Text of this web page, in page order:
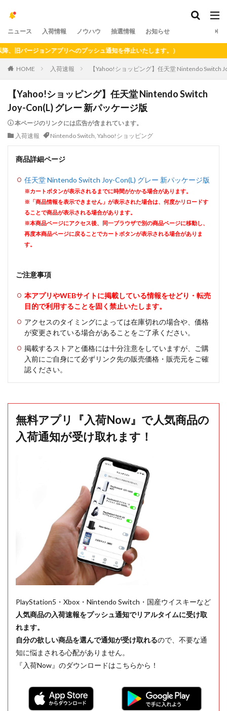
ニュース 入荷情報 ノウハウ 抽選情報 お知らせ
ージョンアプリへのプッシュ通知を停止いたします。）
HOME 入荷速報 【Yahoo!ショッピング】任天堂 Nintendo Switch
【Yahoo!ショッピング】任天堂 Nintendo Switch
Joy-Con(L) グレー 新パッケージ版
本ページのリンクには広告が含まれています。
入荷速報
Nintendo Switch, Yahoo!ショッピング
商品詳細ページ
任天堂 Nintendo Switch Joy-Con(L) グレー 新パッケージ版
※カートボタンが表示されるまでに時間がかかる場合があります。
※「商品情報を表示できません」が表示された場合は、何度かリロードす
ることで商品が表示される場合があります。
※本商品ページにアクセス後、同一ブラウザで別の商品ページに移動し、
再度本商品ページに戻ることでカートボタンが表示される場合がありま
す。
ご注意事項
本アプリやWEBサイトに掲載している情報をせどり・転売
目的で利用することを固く禁止いたします。
アクセスのタイミングによっては在庫切れの場合や、価格
が変更されている場合があることをご了承ください。
掲載するストアと価格には十分注意をしていますが、ご購
入前にご自身にて必ずリンク先の販売価格・販売元をご確
認ください。
無料アプリ『入荷Now』で人気商品の
入荷通知が受け取れます！
PlayStation5・Xbox・Nintendo Switch・国産ウイスキーなど
人気商品の入荷速報をプッシュ通知でリアルタイムに受け取
れます。
自分の欲しい商品を選んで通知が受け取れるので、不要な通
知に悩まされる心配がありません。
『入荷Now』のダウンロードはこちらから！